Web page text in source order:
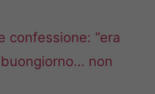
confessione: “era
non